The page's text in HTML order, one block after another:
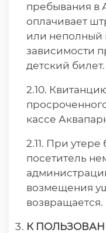
пребывания в
оплачивает
или неполный
зависимости
детский билет.
2.10.
кассе
2.11. При
посетитель
возмещения
возвращается.
К